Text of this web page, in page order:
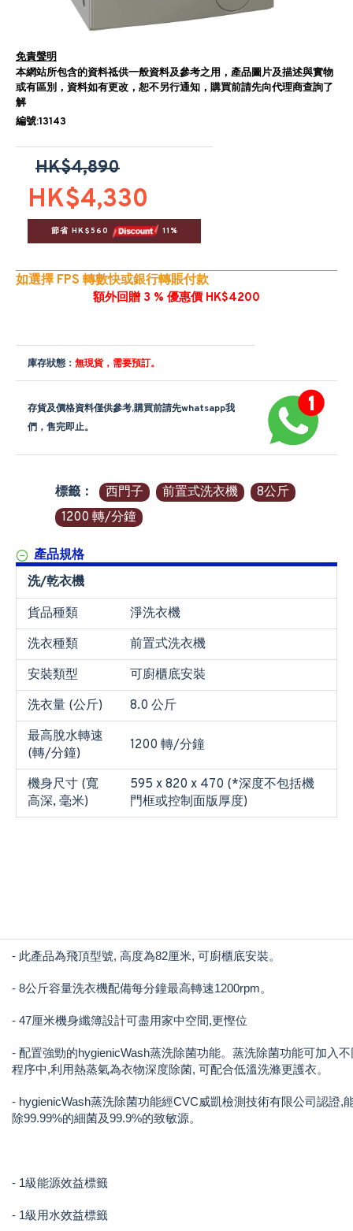
免責聲明
本網站所包含的資料祗供一般資料及參考之用，產品圖片及描述與實物
或有區別，資料如有更改，恕不另行通知，購買前請先向代理商查詢了
解
編號:13143
HK$4,330
HK$4,890
節省 HK$560 11%
如選擇 FPS 轉數快或銀行轉賬付款
額外回贈 3 % 優惠價 HK$4200
庫存狀態： 無現貨，需要預訂。
存貨及價格資料僅供參考,購買前請先whatsapp我
們，售完即止。
標籤： 西門子 前置式洗衣機
8公斤
1200 轉/分鐘
產品規格
洗/乾衣機
貨品種類
淨洗衣機
洗衣種類
前置式洗衣機
安裝類型
可廚櫃底安裝
洗衣量 (公斤)
8.0 公斤
最高脫水轉速
(轉/分鐘)
1200 轉/分鐘
機身尺寸 (寬
高深, 毫米)
595 x 820 x 470 (*深度不包括機
門框或控制面版厚度)
- 此產品為飛頂型號, 高度為82厘米, 可廚櫃底安裝。
- 8公斤容量洗衣機配備每分鐘最高轉速1200rpm。
- 47厘米機身纖簿設計可盡用家中空間,更慳位
- 配置強勁的hygienicWash蒸洗除菌功能。蒸洗除菌功能可加入
程序中,利用熱蒸氣為衣物深度除菌, 可配合低溫洗滌更護衣。
- hygienicWash蒸洗除菌功能經CVC威凱檢測技術有限公司認證,
除99.99%的細菌及99.9%的致敏源。
- 1級能源效益標籤
- 1級用水效益標籤